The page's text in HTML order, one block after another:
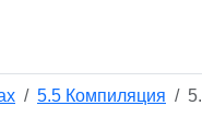
5.5 Компиляция